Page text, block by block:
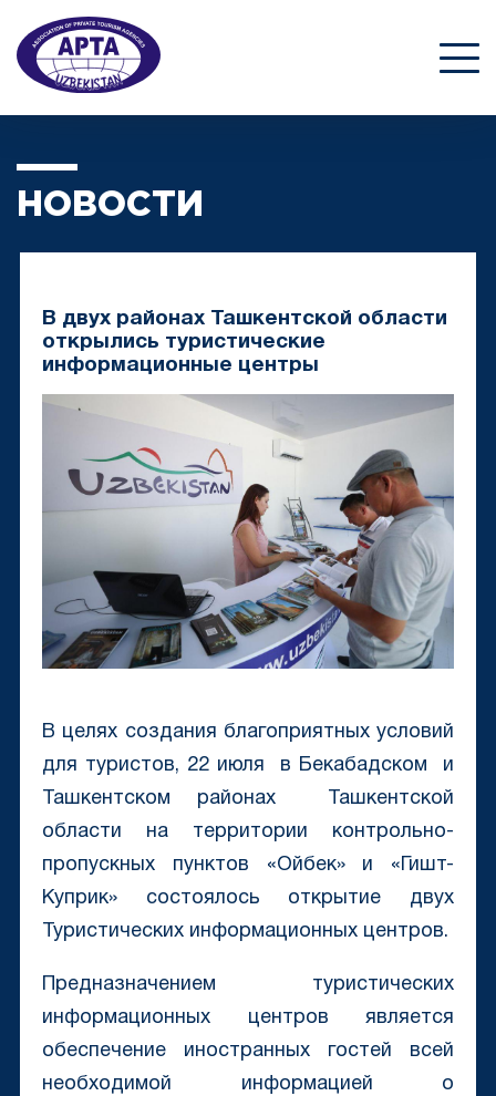
НОВОСТИ
В двух районах Ташкентской области
открылись туристические
информационные центры
В целях создания благоприятных условий
для туристов, 22 июля в Бекабадском и
Ташкентском районах Ташкентской
области на территории контрольно-
пропускных пунктов «Ойбек» и «Гишт-
Куприк» состоялось открытие двух
Туристических информационных центров.
Предназначением туристических
информационных центров является
обеспечение иностранных гостей всей
необходимой информацией о